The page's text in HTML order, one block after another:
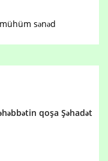
sənəd
qoşa Şəhadət